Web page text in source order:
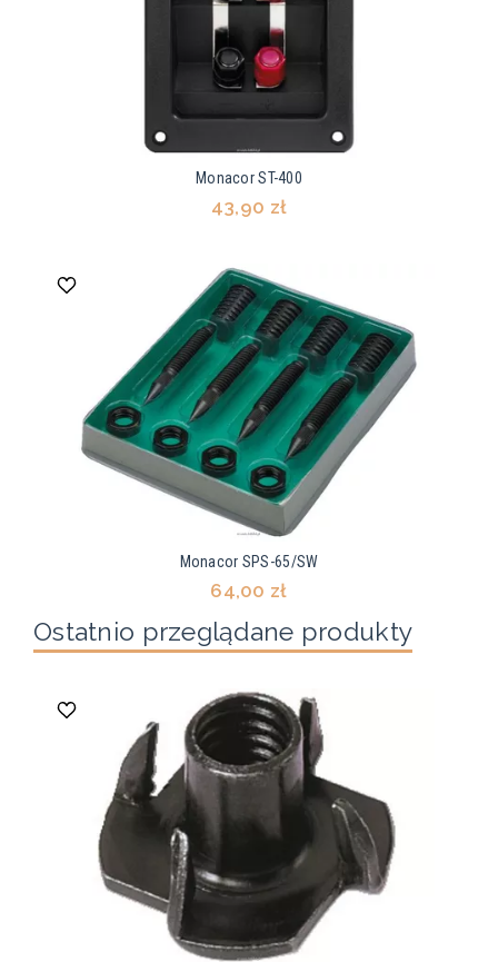
Monacor ST-400
43,90 zł
Monacor SPS-65/SW
64,00 zł
Ostatnio przeglądane produkty